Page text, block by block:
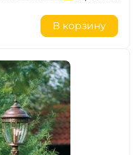
В корзину